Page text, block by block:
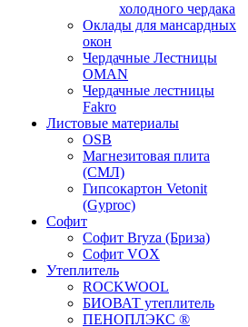
холодного чердака
Оклады для мансардных
окон
Чердачные Лестницы
OMAN
Чердачные лестницы
Fakro
Листовые материалы
OSB
Магнезитовая плита
(СМЛ)
Гипсокартон Vetonit
(Gyproc)
Софит
Софит Bryza (Бриза)
Софит VOX
Утеплитель
ROCKWOOL
БИОВАТ утеплитель
ПЕНОПЛЭКС ®